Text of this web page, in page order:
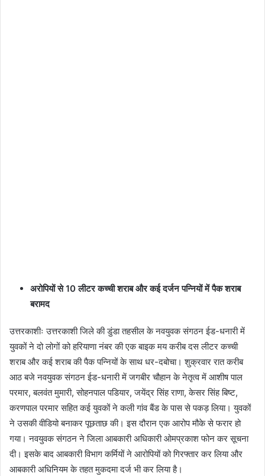
अरोपियों से 10 लीटर कच्ची शराब और कई दर्जन पन्नियों में पैक शराब
बरामद
उत्तरकाशीः उत्तरकाशी जिले की डुंडा तहसील के नवयुवक संगठन ईड-धनारी में
युवकों ने दो लोगों को हरियाणा नंबर की एक बाइक मय करीब दस लीटर कच्ची
शराब और कई शराब की पैक पन्नियों के साथ धर-दबोचा। शुक्रवार रात करीब
आठ बजे नवयुवक संगठन ईड-धनारी में जगबीर चौहान के नेतृत्व में आशीष पाल
परमार, बलवंत मुमारी, सोहनपाल पडियार, जयेंद्र सिंह राणा, केसर सिंह बिष्ट,
करणपाल परमार सहित कई युवकों ने कली गांव बैंड के पास से पकड़ लिया। युवकों
ने उसकी वीडियो बनाकर पूछताछ की। इस दौरान एक आरोप मौके से फरार हो
गया। नवयुवक संगठन ने जिला आबकारी अधिकारी ओमप्रकाश फोन कर सूचना
दी। इसके बाद आबकारी विभाग कर्मियों ने आरोपियों को गिरफ्तार कर लिया और
आबकारी अधिनियम के तहत मुकदमा दर्ज भी कर लिया है।